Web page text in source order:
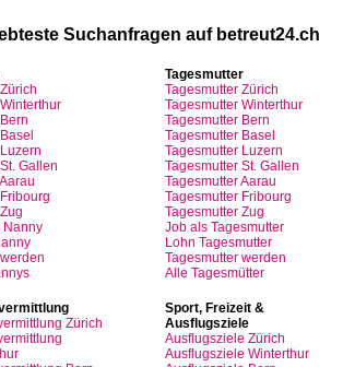
Suchanfragen aufbetreut24.ch
Zürich
Luzern
Gallen
Aarau
Fribourg
Zug
Nanny
werden
Tagesmutter
Tagesmutter Zürich
TagesmutterWinterthur
TagesmutterBern
TagesmutterBasel
Tagesmutter Luzern
TagesmutterSt. Gallen
TagesmutterAarau
Tagesmutter Fribourg
Tagesmutter Zug
Job als Tagesmutter
Lohn Tagesmutter
Tagesmutter werden
Alle Tagesmütter
Zürich
Sport, Freizeit&
Ausflugsziele
Ausflugsziele Zürich
Ausflugsziele Winterthur